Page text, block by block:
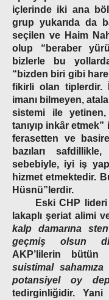
içlerinde iki ana
grup yukarıda da
seçilen ve Haim
olup “beraber
bizlerle bu
“bizden biri gibi
fikirli olan tiplerdir.
imanı bilmeyen,
sistemi ile yetinen,
tanıyıp inkâr
ferasetten ve
bazıları
sebebiyle, iyi iş
hizmet etmektedir.
Hüsnü”lerdir.
Eski CHP
lakaplı şeriat alimi
kalp damarına
geçmiş olsun
AKP’lilerin
bütün
suistimal
potansiyel oy
tedirginliğidir.